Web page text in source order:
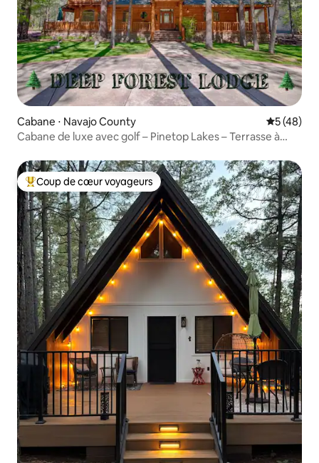
Cabane ⋅ Navajo County
5 (48)
Cabane de luxe avec golf – Pinetop Lakes – Terrasse à
Coups de cœur voyageurs les plus appréciés
Coup de cœur voyageurs